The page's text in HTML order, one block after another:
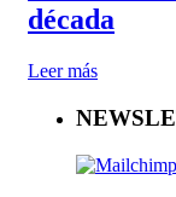
década
Leer más